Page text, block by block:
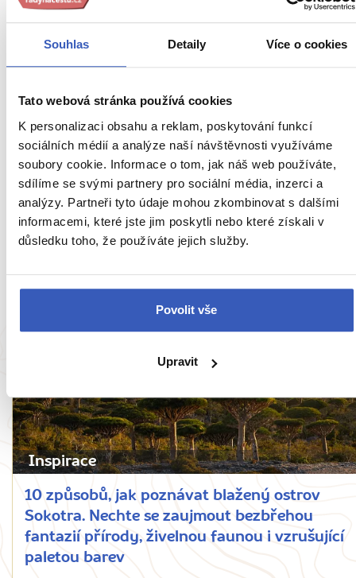
Souhlas Detaily Více o cookies
Tato webová stránka používá cookies
K personalizaci obsahu a reklam, poskytování funkcí
sociálních médií a analýze naší návštěvnosti využíváme
soubory cookie. Informace o tom, jak náš web používáte,
sdílíme se svými partnery pro sociální média, inzerci a
analýzy. Partneři tyto údaje mohou zkombinovat s dalšími
informacemi, které jste jim poskytli nebo které získali v
důsledku toho, že používáte jejich služby.
Povolit vše
Upravit
„Cestování není jen poznávání nových míst, ale objevování
Zajímavosti v Jemenu-
přímo od našich
průvodců
Inspirace
10 způsobů, jak poznávat blažený ostrov
Sokotra. Nechte se zaujmout bezbřehou
fantazií přírody, živelnou faunou i vzrušující
paletou barev